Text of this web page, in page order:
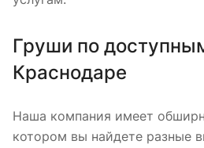
Груши по
Краснодаре
Наша компания имеет
котором вы найдете разные